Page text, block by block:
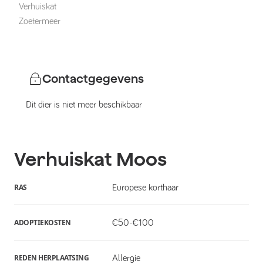
Verhuiskat
Zoetermeer
Contactgegevens
Dit dier is niet meer beschikbaar
Verhuiskat Moos
RAS Europese korthaar
ADOPTIEKOSTEN €50-€100
REDEN HERPLAATSING Allergie